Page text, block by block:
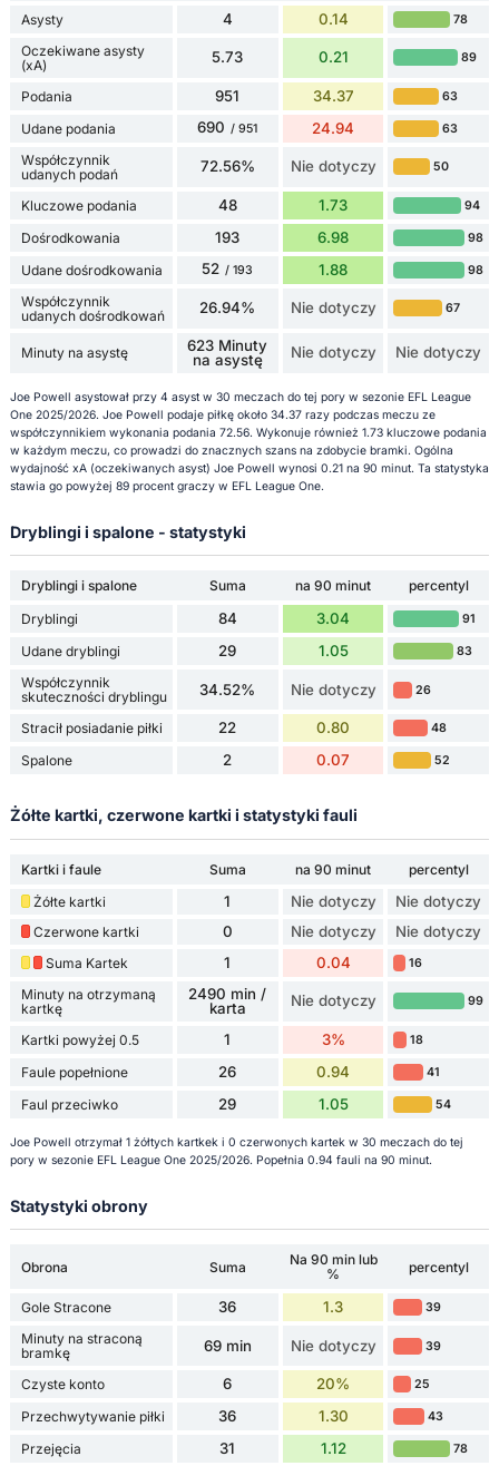
Asysty 4 0.14 78
Oczekiwane asysty
(xA)
5.73 0.21 89
Podania 951 34.37 63
Udane podania 690 / 951 24.94 63
Współczynnik
udanych podań
72.56% Nie dotyczy 50
Kluczowe podania 48 1.73 94
Dośrodkowania 193 6.98 98
Udane dośrodkowania 52 / 193 1.88 98
Współczynnik
udanych dośrodkowań
26.94% Nie dotyczy 67
Minuty na asystę
623 Minuty
na asystę
Nie dotyczy Nie dotyczy
Joe Powell asystował przy 4 asyst w 30 meczach do tej pory w sezonie EFL League
One 2025/2026. Joe Powell podaje piłkę około 34.37 razy podczas meczu ze
współczynnikiem wykonania podania 72.56. Wykonuje również 1.73 kluczowe podania
w każdym meczu, co prowadzi do znacznych szans na zdobycie bramki. Ogólna
wydajność xA (oczekiwanych asyst) Joe Powell wynosi 0.21 na 90 minut. Ta statystyka
stawia go powyżej 89 procent graczy w EFL League One.
Dryblingi i spalone - statystyki
Dryblingi i spalone Suma na 90 minut
percentyl
Dryblingi
84 3.04 91
Udane dryblingi 29 1.05 83
Współczynnik
skuteczności dryblingu
34.52% Nie dotyczy 26
Stracił posiadanie piłki 22 0.80 48
Spalone 2 0.07 52
Żółte kartki, czerwone kartki i statystyki fauli
Kartki i faule Suma na 90 minut
percentyl
Żółte kartki
1 Nie dotyczy Nie dotyczy
Czerwone kartki 0 Nie dotyczy Nie dotyczy
Suma Kartek 1 0.04 16
Minuty na otrzymaną
kartkę
2490 min /
karta
Nie dotyczy 99
Kartki powyżej 0.5 1 3% 18
Faule popełnione 26 0.94 41
Faul przeciwko 29 1.05 54
Joe Powell otrzymał 1 żółtych kartkek i 0 czerwonych kartek w 30 meczach do tej
pory w sezonie EFL League One 2025/2026. Popełnia 0.94 fauli na 90 minut.
Statystyki obrony
Obrona Suma
Na 90 min lub
%
percentyl
Gole Stracone 36 1.3 39
Minuty na straconą
bramkę
69 min Nie dotyczy 39
Czyste konto 6 20% 25
Przechwytywanie piłki 36 1.30 43
Przejęcia 31 1.12 78